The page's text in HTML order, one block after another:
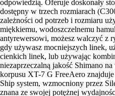
odpowiedzią. Oferuje doskonały
dostępny w trzech rozmiarach
zależności od potrzeb i rozmiaru
miękkiemu, wodoszczelnemu
antyrewersowi, możesz walczyć z
gdy używasz mocniejszych linek,
cienkich linek, lub używając
niezaprzeczalną jakość Shimano
korpusu XT-7 G FreeAero
Ship system, wzmocniony przez
znana ze swojej potężnej